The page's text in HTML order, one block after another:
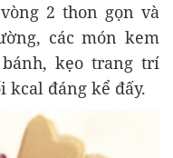
2 thon gọn và
các món kem
kẹo trang trí
kcal đáng kể đấy.